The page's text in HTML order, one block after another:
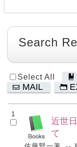
Search
Select All
MAIL
1
近世
て